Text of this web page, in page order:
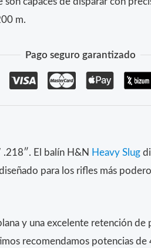
m.
Pago seguro garantizado
El balín H&N Heavy Slug
para los rifles más
y una excelente retención de
recomendamos potencias de